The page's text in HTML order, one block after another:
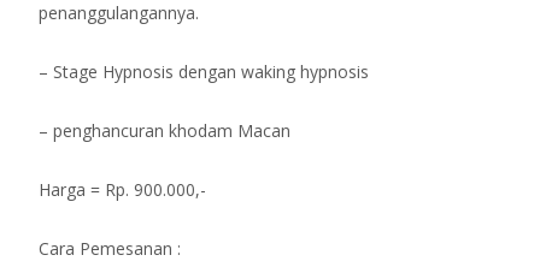
penanggulangannya.
– Stage Hypnosis dengan waking hypnosis
– penghancuran khodam Macan
Harga = Rp. 900.000,-
Cara Pemesanan :